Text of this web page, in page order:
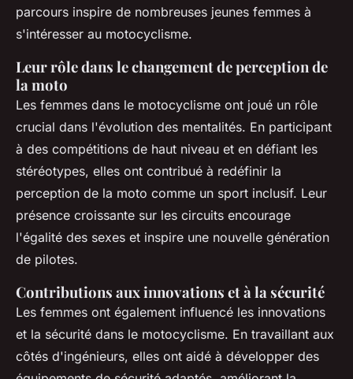
parcours inspire de nombreuses jeunes femmes à
s'intéresser au motocyclisme.
Leur rôle dans le changement de perception de
la moto
Les femmes dans le motocyclisme ont joué un rôle
crucial dans l'évolution des mentalités. En participant
à des compétitions de haut niveau et en défiant les
stéréotypes, elles ont contribué à redéfinir la
perception de la moto comme un sport inclusif. Leur
présence croissante sur les circuits encourage
l'égalité des sexes et inspire une nouvelle génération
de pilotes.
Contributions aux innovations et à la sécurité
Les femmes ont également influencé les innovations
et la sécurité dans le motocyclisme. En travaillant aux
côtés d'ingénieurs, elles ont aidé à développer des